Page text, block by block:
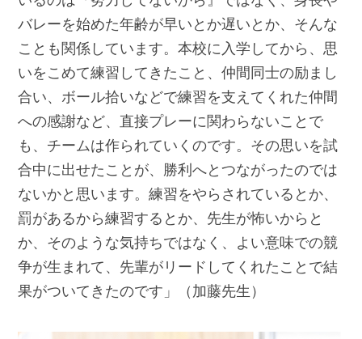
バレーを始めた年齢が早いとか遅いとか、そんな
ことも関係しています。本校に入学してから、思
いをこめて練習してきたこと、仲間同士の励まし
合い、ボール拾いなどで練習を支えてくれた仲間
への感謝など、直接プレーに関わらないことで
も、チームは作られていくのです。その思いを試
合中に出せたことが、勝利へとつながったのでは
ないかと思います。練習をやらされているとか、
罰があるから練習するとか、先生が怖いからと
か、そのような気持ちではなく、よい意味での競
争が生まれて、先輩がリードしてくれたことで結
果がついてきたのです」（加藤先生）